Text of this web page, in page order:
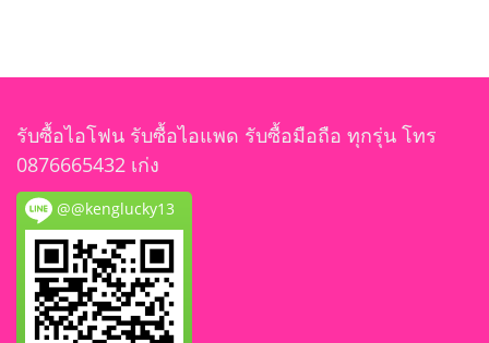
รับซื้อไอโฟน รับซื้อไอแพด รับซื้อมือถือ ทุกรุ่น โทร
0876665432 เก่ง
@@kenglucky13